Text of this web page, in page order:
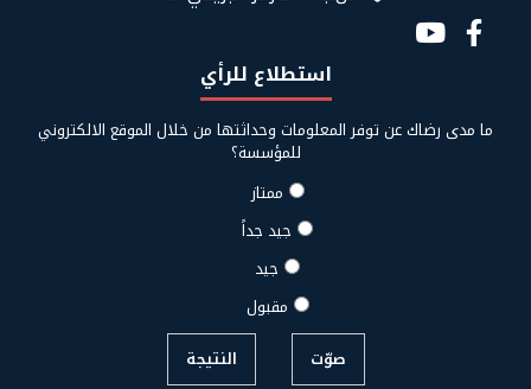
Social
Media استطلاع للرأي
ما مدى رضاك عن توفر المعلومات وحداثتها من خلال الموقع الالكتروني
للمؤسسة؟
ممتاز
جيد جداً
جيد
مقبول
صوّت
النتيجة